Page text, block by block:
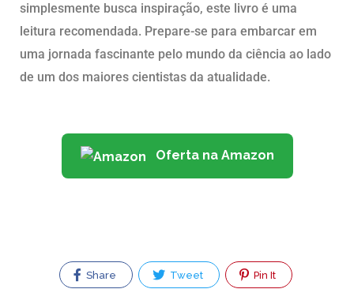
simplesmente busca inspiração, este livro é uma
leitura recomendada. Prepare-se para embarcar em
uma jornada fascinante pelo mundo da ciência ao lado
de um dos maiores cientistas da atualidade.
Oferta na Amazon
Share Tweet Pin It